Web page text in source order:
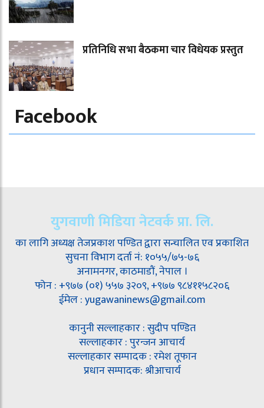
प्रतिनिधि सभा बैठकमा चार विधेयक प्रस्तुत
Facebook
युगवाणी मिडिया नेटवर्क प्रा. लि.
का लागि अध्यक्ष तेजप्रकाश पण्डित द्वारा सन्चालित एव प्रकाशित
सुचना विभाग दर्ता नं: १०५५/७५-७६
अनामनगर, काठमाडौं, नेपाल ।
फोन : +९७७ (०१) ५५७ ३२०९, +९७७ ९८४११५८२०६
ईमेल : yugawaninews@gmail.com
कानुनी सल्लाहकार : सुदीप पण्डित
सल्लाहकार : पुरन्जन आचार्य
सल्लाहकार सम्पादक : रमेश तूफान
प्रधान सम्पादक: श्रीआचार्य